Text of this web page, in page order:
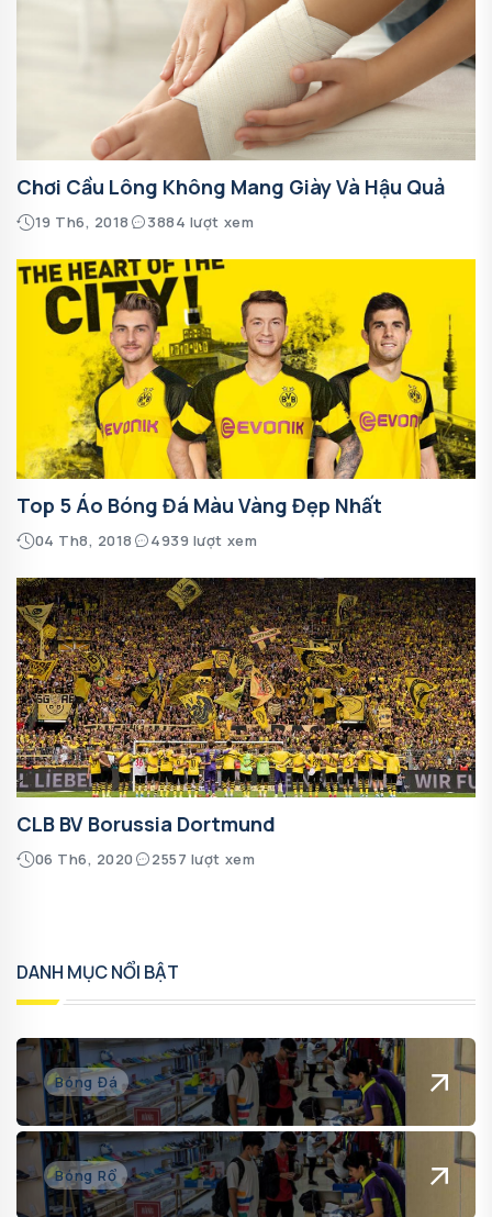
Chơi Cầu Lông Không Mang Giày Và Hậu Quả
19 Th6, 2018 3884 lượt xem
Top 5 Áo Bóng Đá Màu Vàng Đẹp Nhất
04 Th8, 2018 4939 lượt xem
CLB BV Borussia Dortmund
06 Th6, 2020 2557 lượt xem
DANH MỤC NỔI BẬT
Bóng Đá
Bóng Rổ